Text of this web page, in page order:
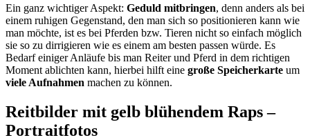
Ein ganz wichtiger Aspekt: Geduld mitbringen, denn anders als bei
einem ruhigen Gegenstand, den man sich so positionieren kann wie
man möchte, ist es bei Pferden bzw. Tieren nicht so einfach möglich
sie so zu dirrigieren wie es einem am besten passen würde. Es
Bedarf einiger Anläufe bis man Reiter und Pferd in dem richtigen
Moment ablichten kann, hierbei hilft eine große Speicherkarte um
viele Aufnahmen machen zu können.
Reitbilder mit gelb blühendem Raps –
Portraitfotos